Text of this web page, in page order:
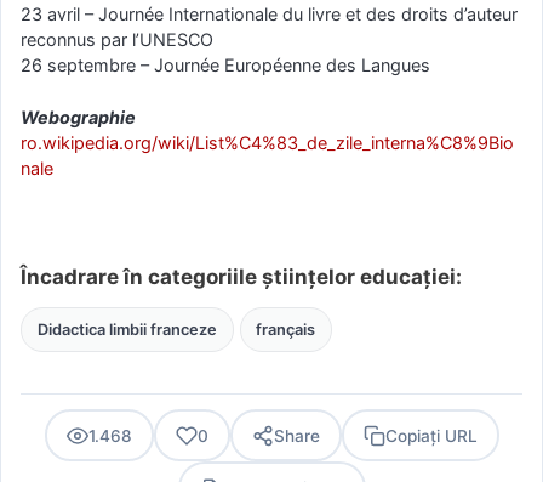
23 avril – Journée Internationale du livre et des droits d’auteur
reconnus par l’UNESCO
26 septembre – Journée Européenne des Langues
Webographie
ro.wikipedia.org/wiki/List%C4%83_de_zile_interna%C8%9Bio
nale
Încadrare în categoriile științelor educației:
Didactica limbii franceze français
1.468 0 Share Copiați URL